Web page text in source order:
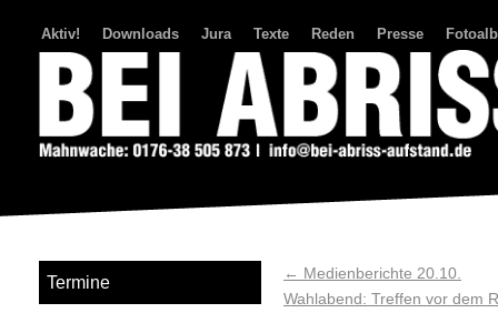
Aktiv! Downloads Jura Texte Reden Presse
← Medienberichte 20.10.
Wahlabend: Treffen vor dem
Termine